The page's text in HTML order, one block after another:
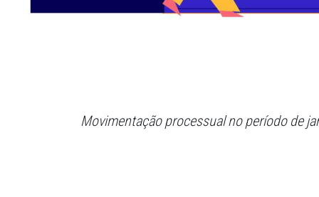
Movimentação processual no período de